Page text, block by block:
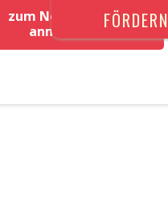
zum Newsletter
anmelden
FÖRDERN